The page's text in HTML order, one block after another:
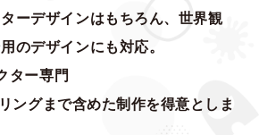
ーデザインはもちろん、世界観
のデザインにも対応。
ター専門
ングまで含めた制作を得意としま